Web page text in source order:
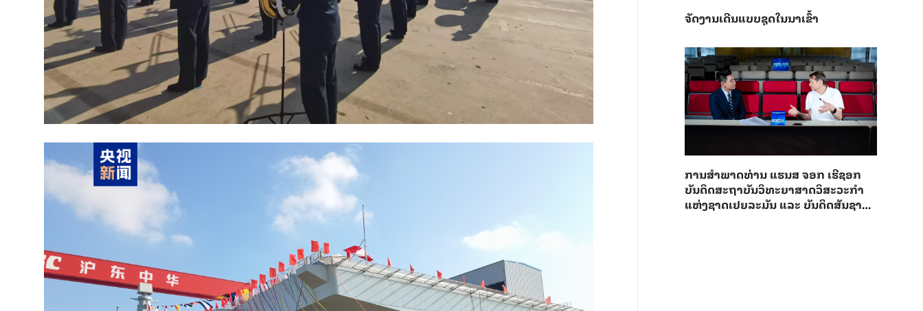
ຈັດງານເດີນແບບຊຸດໃນນາເຂົ້າ
ການ​ສຳ​ພາດ​ທ່ານ ແຮນ​ສ ຈອກ ເຮີ​ຊອກ ​
ບັນ​ດິດ​ສະ​ຖາ​ບັນວິ​ທະ​ຍາ​ສາດວິ​ສະ​ວະ​ກຳ​
ແຫ່ງ​ຊາດ​ເຢຍ​ລະ​ມັນ ແລະ ບັນ​ດິດ​ສັນ​ຊາດ​